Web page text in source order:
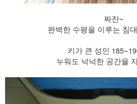
짜잔~
완벽한 수평을 이루는 침
키가 큰 성인
누워도 넉넉한 공간을